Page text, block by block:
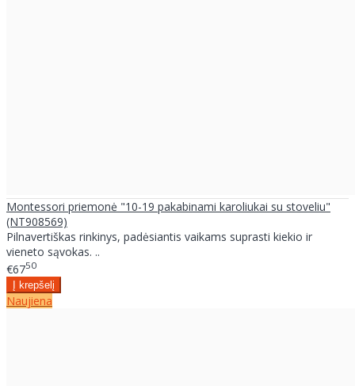
Montessori priemonė "10-19 pakabinami karoliukai su stoveliu"
(NT908569)
Pilnavertiškas rinkinys, padėsiantis vaikams suprasti kiekio ir
vieneto sąvokas. ..
€6750
Naujiena